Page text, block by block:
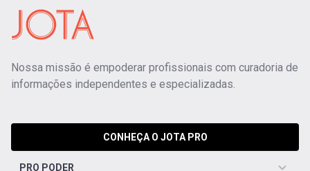
Nossa missão é empoderar profissionais com curadoria de
informações independentes e especializadas.
CONHEÇA O JOTA PRO
PRO PODER